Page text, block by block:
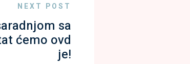
NEXT POST
sa
ćemo ovd
je!